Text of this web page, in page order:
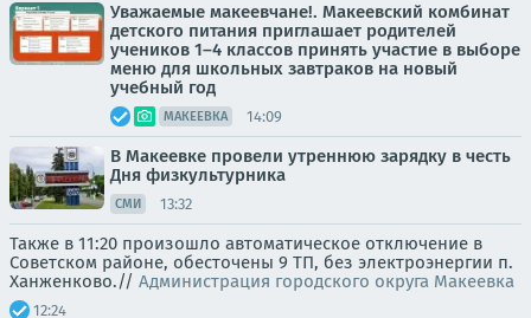
Уважаемые макеевчане!. Макеевский комбинат
детского питания приглашает родителей
учеников 1–4 классов принять участие в выборе
меню для школьных завтраков на новый
учебный год
МАКЕЕВКА 14:09
В Макеевке провели утреннюю зарядку в честь
Дня физкультурника
СМИ 13:32
Также в 11:20 произошло автоматическое отключение в
Советском районе, обесточены 9 ТП, без электроэнергии п.
Ханженково.// Администрация городского округа Макеевка
12:24